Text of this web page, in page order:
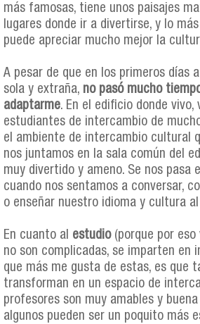
más famosas, tiene unos paisajes
lugares donde ir a divertirse, y lo
puede apreciar mucho mejor la
A pesar de que en los primeros días
sola y extraña, no pasó mucho
adaptarme. En el edificio donde
estudiantes de intercambio de
el ambiente de intercambio cultural
nos juntamos en la sala común del
muy divertido y ameno. Se nos pasa
cuando nos sentamos a conversar,
o enseñar nuestro idioma y cultura
En cuanto al estudio (porque por
no son complicadas, se imparten en
que más me gusta de estas, es que
transforman en un espacio de
profesores son muy amables y buena
algunos pueden ser un poquito más